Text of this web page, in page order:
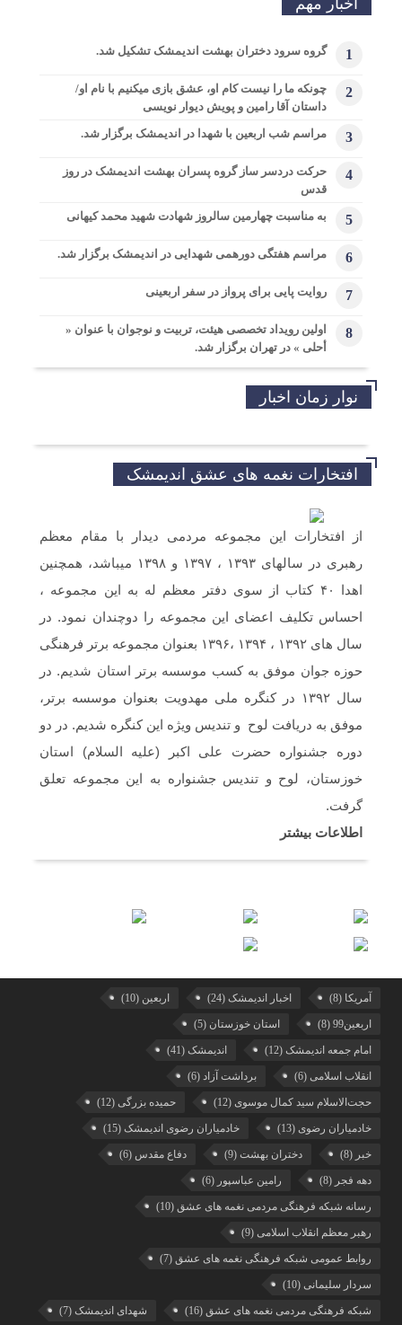
اخبار مهم
1 گروه سرود دختران بهشت اندیمشک تشکیل شد.
2
چونکه ما را نیست کام او، عشق بازی میکنیم با نام او/
داستان آقا رامین و پویش دیوار نویسی
3 مراسم شب اربعین با شهدا در اندیمشک برگزار شد.
4
حرکت دردسر ساز گروه پسران بهشت اندیمشک در روز
قدس
5 به مناسبت چهارمین سالروز شهادت شهید محمد کیهانی
6 مراسم هفتگی دورهمی شهدایی در اندیمشک برگزار شد.
7 روایت پایی برای پرواز در سفر اربعینی
8
اولین رویداد تخصصی هیئت، تربیت و نوجوان با عنوان «
أحلی » در تهران برگزار شد.
نوار زمان اخبار
افتخارات نغمه های عشق اندیمشک
از افتخارات این مجموعه مردمی دیدار با مقام معظم
رهبری در سالهای ۱۳۹۳ ، ۱۳۹۷ و ۱۳۹۸ میباشد، همچنین
اهدا ۴۰ کتاب از سوی دفتر معظم له به این مجموعه ،
احساس تکلیف اعضای این مجموعه را دوچندان نمود. در
سال های ۱۳۹۲ ، ۱۳۹۴ ،۱۳۹۶ بعنوان مجموعه برتر فرهنگی
حوزه جوان موفق به کسب موسسه برتر استان شدیم. در
سال ۱۳۹۲ در کنگره ملی مهدویت بعنوان موسسه برتر،
موفق به دریافت لوح و تندیس ویژه این کنگره شدیم. در دو
دوره جشنواره حضرت علی اکبر (علیه السلام) استان
خوزستان، لوح و تندیس جشنواره به این مجموعه تعلق
گرفت.
اطلاعات بیشتر
آمریکا (8) اخبار اندیمشک (24) اربعین (10)
اربعین99 (8) استان خوزستان (5)
امام جمعه اندیمشک (12) اندیمشک (41)
انقلاب اسلامی (6) برداشت آزاد (6)
حجت‌الاسلام سید کمال موسوی (12) حمیده بزرگی (12)
خادمیاران رضوی (13) خادمیاران رضوی اندیمشک (15)
خبر (8) دختران بهشت (9) دفاع مقدس (6)
دهه فجر (8) رامین عباسپور (6)
رسانه شبکه فرهنگی مردمی نغمه های عشق (10)
رهبر معظم انقلاب اسلامی (9)
روابط عمومی شبکه فرهنگی نغمه های عشق (7)
سردار سلیمانی (10)
شبکه فرهنگی مردمی نغمه های عشق (16) شهدای اندیمشک (7)